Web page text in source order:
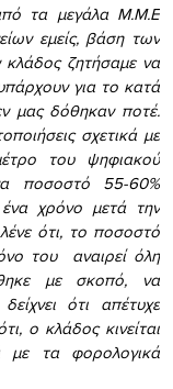
από τα μεγάλα Μ.Μ.Ε
εμείς, βάση των
κλάδος ζητήσαμε να
για το κατά
μας δόθηκαν ποτέ.
σχετικά με
του ψηφιακού
ποσοστό 55-60%
χρόνο μετά την
ότι, το ποσοστό
του αναιρεί όλη
με σκοπό, να
ότι απέτυχε
ο κλάδος κινείται
με τα φορολογικά